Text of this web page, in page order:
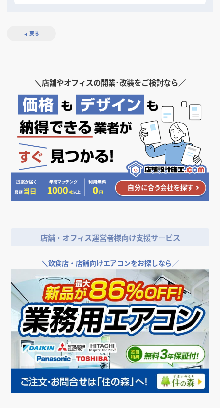
戻る
＼店舗やオフィスの開業･改装をご検討なら／
店舗・オフィス運営者様向け支援サービス
＼飲食店・店舗向けエアコンをお探しなら／